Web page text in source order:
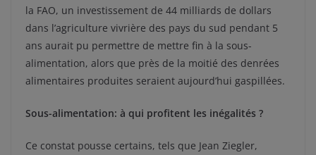
la FAO, un investissement de 44 milliards de dollars
dans l’agriculture vivrière des pays du sud pendant 5
ans aurait pu permettre de mettre fin à la sous-
alimentation, alors que près de la moitié des denrées
alimentaires produites seraient aujourd’hui gaspillées.
Sous-alimentation: à qui profitent les inégalités ?
Ce constat pousse certains, tels que Jean Ziegler,